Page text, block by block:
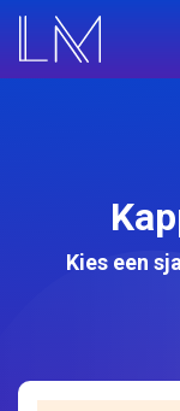
Kies een